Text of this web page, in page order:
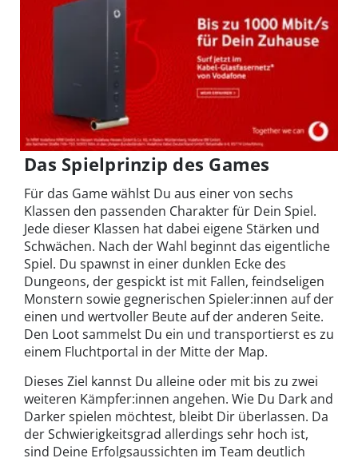
Das Spielprinzip des Games
Für das Game wählst Du aus einer von sechs
Klassen den passenden Charakter für Dein Spiel.
Jede dieser Klassen hat dabei eigene Stärken und
Schwächen. Nach der Wahl beginnt das eigentliche
Spiel. Du spawnst in einer dunklen Ecke des
Dungeons, der gespickt ist mit Fallen, feindseligen
Monstern sowie gegnerischen Spieler:innen auf der
einen und wertvoller Beute auf der anderen Seite.
Den Loot sammelst Du ein und transportierst es zu
einem Fluchtportal in der Mitte der Map.
Dieses Ziel kannst Du alleine oder mit bis zu zwei
weiteren Kämpfer:innen angehen. Wie Du Dark and
Darker spielen möchtest, bleibt Dir überlassen. Da
der Schwierigkeitsgrad allerdings sehr hoch ist,
sind Deine Erfolgsaussichten im Team deutlich